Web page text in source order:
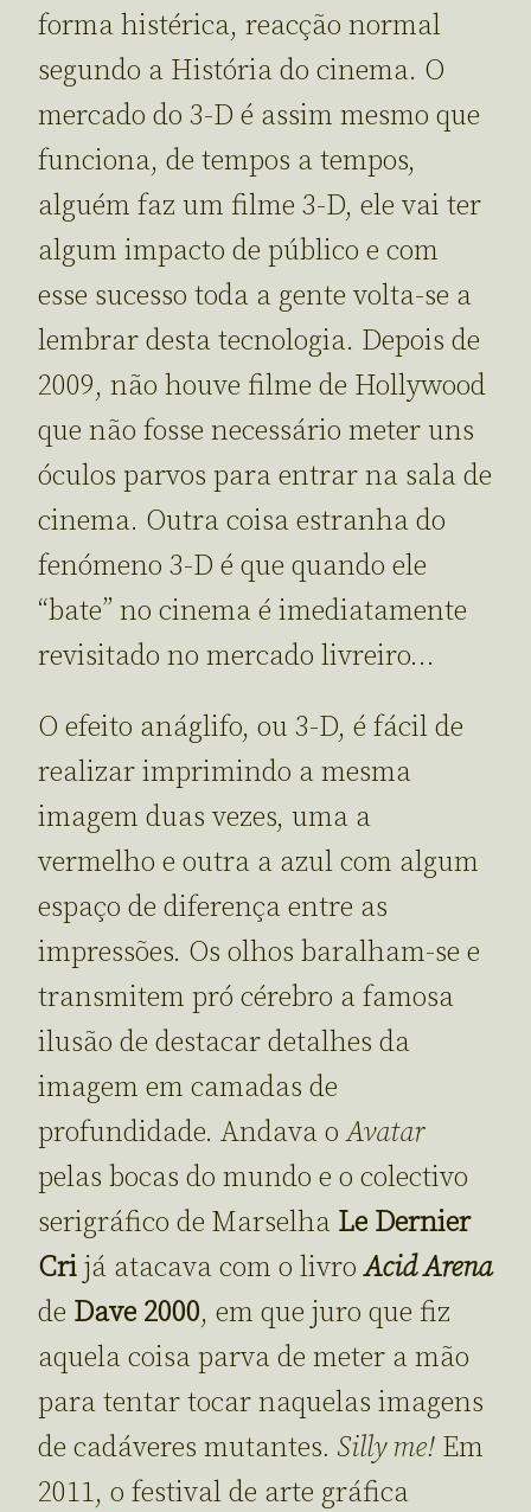
forma histérica, reacção normal
segundo a História do cinema. O
mercado do 3-D é assim mesmo que
funciona, de tempos a tempos,
alguém faz um filme 3-D, ele vai ter
algum impacto de público e com
esse sucesso toda a gente volta-se a
lembrar desta tecnologia. Depois de
2009, não houve filme de Hollywood
que não fosse necessário meter uns
óculos parvos para entrar na sala de
cinema. Outra coisa estranha do
fenómeno 3-D é que quando ele
“bate” no cinema é imediatamente
revisitado no mercado livreiro…
O efeito anáglifo, ou 3-D, é fácil de
realizar imprimindo a mesma
imagem duas vezes, uma a
vermelho e outra a azul com algum
espaço de diferença entre as
impressões. Os olhos baralham-se e
transmitem pró cérebro a famosa
ilusão de destacar detalhes da
imagem em camadas de
profundidade. Andava oAvatar
pelas bocas do mundo e o colectivo
serigráfico de Marselha Le Dernier
Cri já atacava com o livroAcid Arena
de Dave 2000, em que juro que fiz
aquela coisa parva de meter a mão
para tentar tocar naquelas imagens
de cadáveres mutantes. Silly me! Em
2011, o festival de arte gráfica